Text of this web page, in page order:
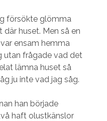
försökte glömma
huset. Men så en
ensam hemma
utan frågade vad det
lämna huset så
ju inte vad jag såg.
han började
haft olustkänslor